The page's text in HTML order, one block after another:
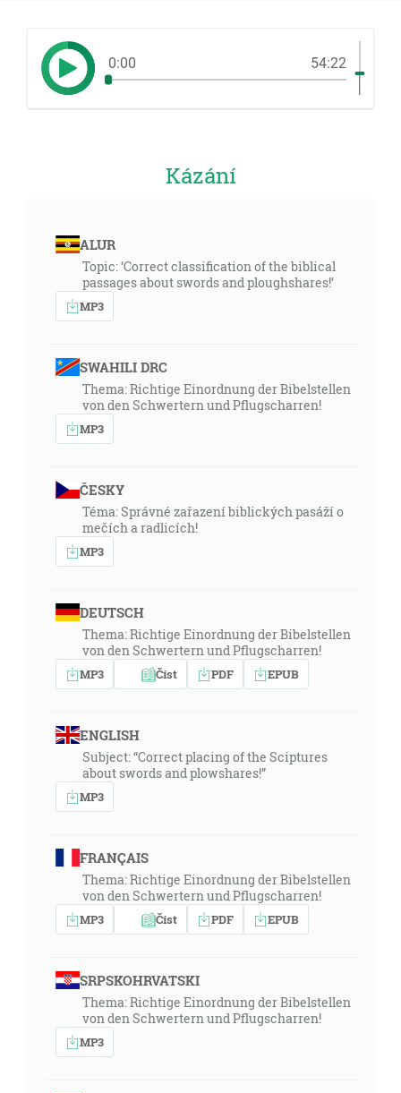
0:00 54:22
Kázání
ALUR
Topic: ‘Correct classification of the biblical
passages about swords and ploughshares!’
MP3
SWAHILI DRC
Thema: Richtige Einordnung der Bibelstellen
von den Schwertern und Pflugscharren!
MP3
ČESKY
Téma: Správné zařazení biblických pasáží o
mečích a radlicích!
MP3
DEUTSCH
Thema: Richtige Einordnung der Bibelstellen
von den Schwertern und Pflugscharren!
MP3 Číst PDF EPUB
ENGLISH
Subject: “Correct placing of the Sciptures
about swords and plowshares!”
MP3
FRANÇAIS
Thema: Richtige Einordnung der Bibelstellen
von den Schwertern und Pflugscharren!
MP3 Číst PDF EPUB
SRPSKOHRVATSKI
Thema: Richtige Einordnung der Bibelstellen
von den Schwertern und Pflugscharren!
MP3